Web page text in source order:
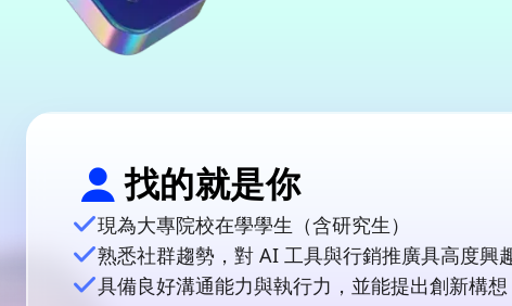
找的就是你
現為大專院校在學學生（含研究生）
熟悉社群趨勢，對 AI 工具與行銷推廣具高度興
具備良好溝通能力與執行力，並能提出創新構想